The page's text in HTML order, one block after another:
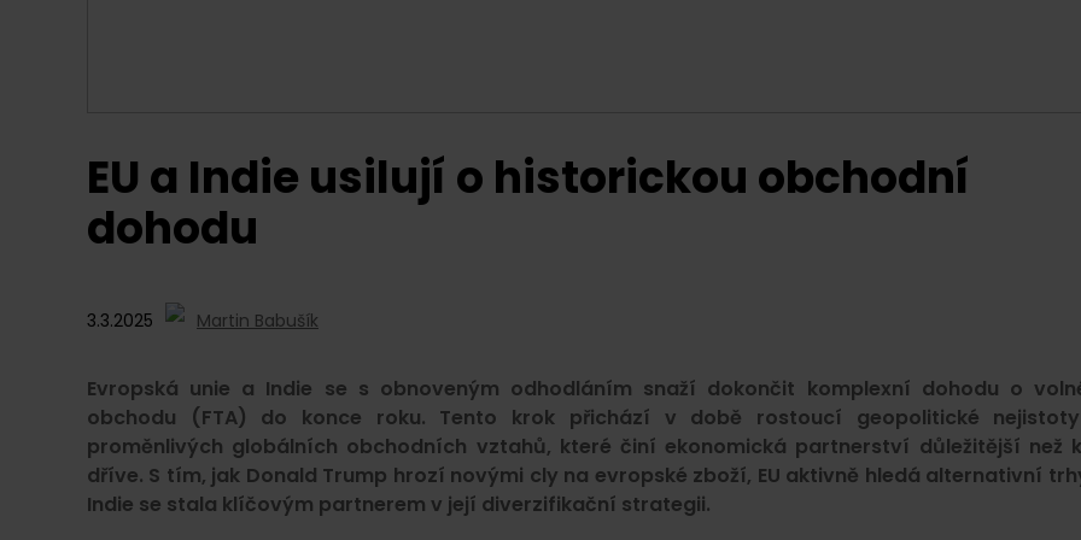
EU a Indie usilují o historickou obchodní
dohodu
3.3.2025 Martin Babušík
Evropská unie a Indie se s obnoveným odhodláním snaží dokončit komplexní dohodu o
obchodu (FTA) do konce roku. Tento krok přichází v době rostoucí geopolitické
proměnlivých globálních obchodních vztahů, které činí ekonomická partnerství důležitější než
dříve. S tím, jak Donald Trump hrozí novými cly na evropské zboží, EU aktivně hledá alternativní
Indie se stala klíčovým partnerem v její diverzifikační strategii.